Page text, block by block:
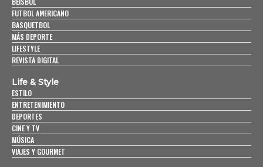
FUTBOL AMERICANO
BASQUETBOL
MÁS DEPORTE
LIFESTYLE
REVISTA DIGITAL
Life & Style
ESTILO
ENTRETENIMIENTO
DEPORTES
CINE Y TV
MÚSICA
VIAJES Y GOURMET